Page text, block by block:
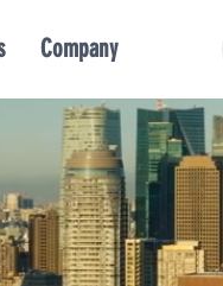
Company